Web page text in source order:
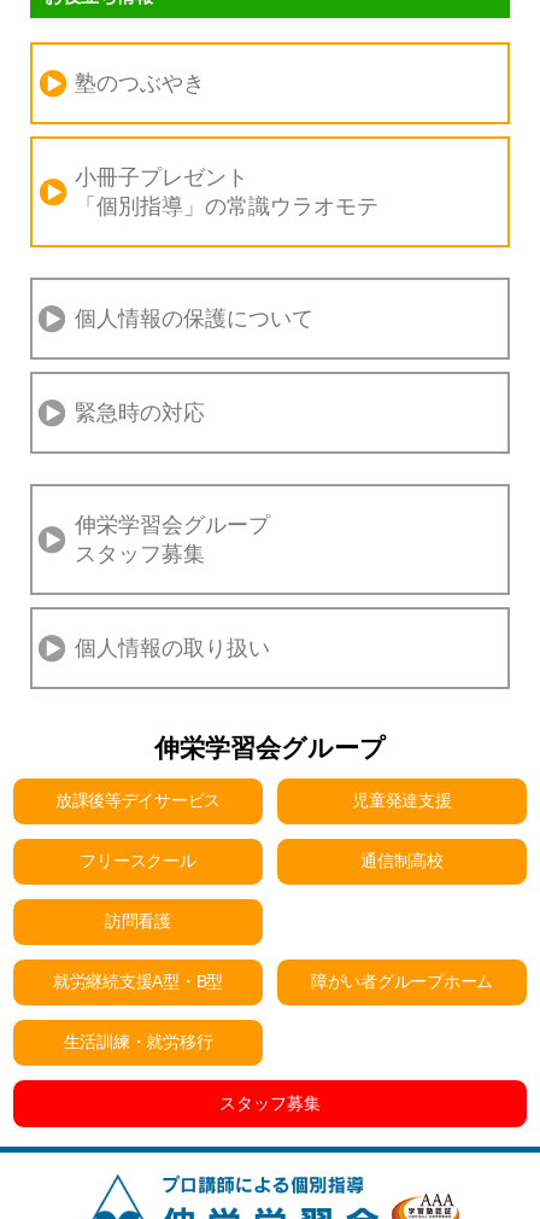
塾のつぶやき
小冊子プレゼント
「個別指導」の常識ウラオモテ
個人情報の保護について
緊急時の対応
伸栄学習会グループ
スタッフ募集
個人情報の取り扱い
伸栄学習会グループ
放課後等デイサービス 児童発達支援
フリースクール 通信制高校
訪問看護
就労継続支援A型・B型 障がい者グループホーム
生活訓練・就労移行
スタッフ募集